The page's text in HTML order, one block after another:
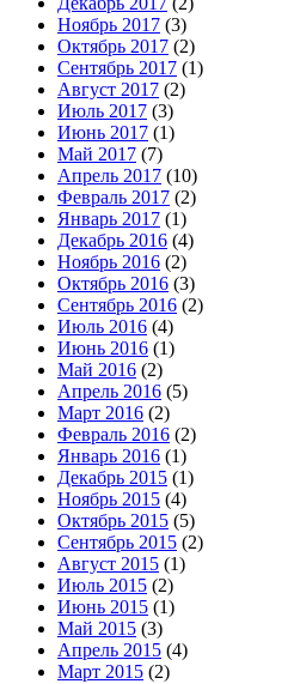
Ноябрь 2017 (3)
Октябрь 2017 (2)
Сентябрь 2017 (1)
Август 2017 (2)
Июль 2017 (3)
Июнь 2017 (1)
Май 2017 (7)
Апрель 2017 (10)
Февраль 2017 (2)
Январь 2017 (1)
Декабрь 2016 (4)
Ноябрь 2016 (2)
Октябрь 2016 (3)
Сентябрь 2016 (2)
Июль 2016 (4)
Июнь 2016 (1)
Май 2016 (2)
Апрель 2016 (5)
Март 2016 (2)
Февраль 2016 (2)
Январь 2016 (1)
Декабрь 2015 (1)
Ноябрь 2015 (4)
Октябрь 2015 (5)
Сентябрь 2015 (2)
Август 2015 (1)
Июль 2015 (2)
Июнь 2015 (1)
Май 2015 (3)
Апрель 2015 (4)
Март 2015 (2)